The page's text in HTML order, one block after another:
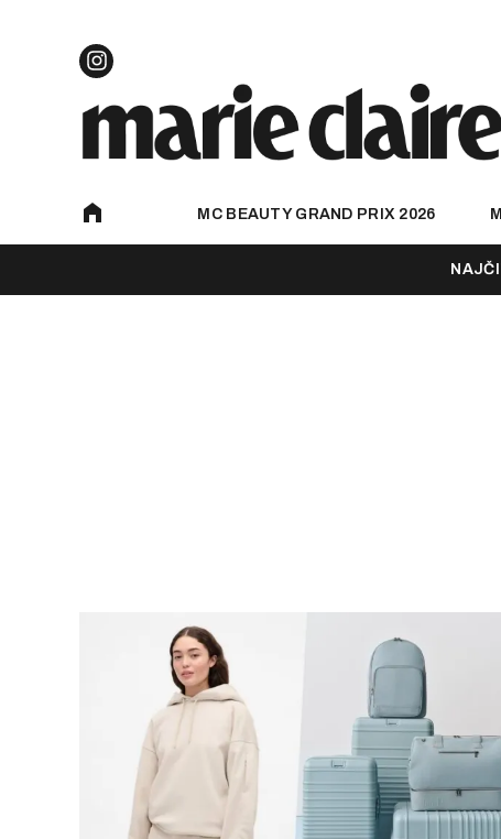
MC BEAUTY GRAND PRIX 2026